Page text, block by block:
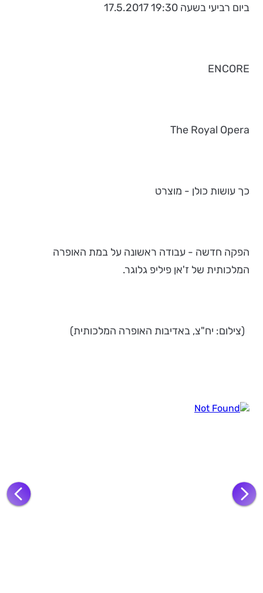
ביום רביעי בשעה 19:30 17.5.2017
ENCORE
The Royal Opera
כך עושות כולן - מוצרט
הפקה חדשה - עבודה ראשונה על במת האופרה
המלכותית של ז'אן פיליפ גלוגר.
(צילום: יח"צ, באדיבות האופרה המלכותית)